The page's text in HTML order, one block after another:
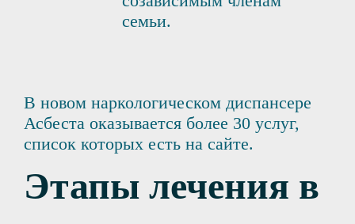
семьи.
В новом наркологическом диспансере
Асбеста оказывается более 30 услуг,
список которых есть на сайте.
Этапы лечения в